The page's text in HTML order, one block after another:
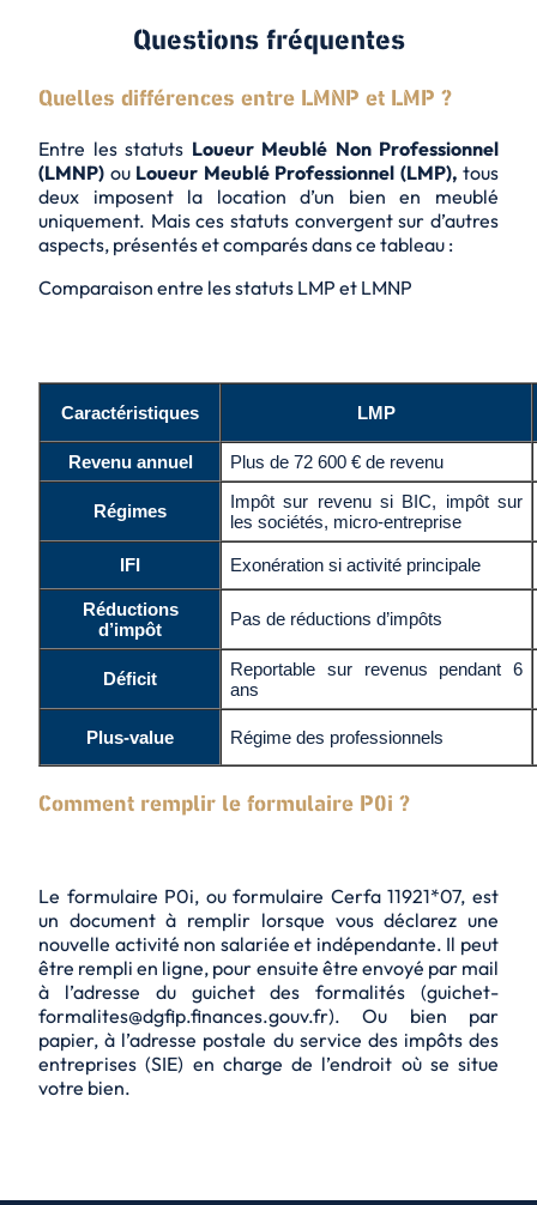
Questions fréquentes
Quelles différences entre LMNP et LMP ?
Entre les statuts Loueur Meublé Non Professionnel
(LMNP) ouLoueur Meublé Professionnel (LMP), tous
deux imposent la location d’un bien en meublé
uniquement. Mais ces statuts convergent sur d’autres
aspects, présentés et comparés dans ce tableau :
Comparaison entre les statuts LMP et LMNP
Caractéristiques LMP
Revenu annuel Plus de 72 600 € de revenu
Régimes
Impôt sur revenu si BIC, impôt sur
les sociétés, micro-entreprise
IFI Exonération si activité principale
Réductions
d’impôt
Pas de réductions d’impôts
Déficit
Reportable sur revenus pendant 6
ans
Plus-value Régime des professionnels
Comment remplir le formulaire P0i ?
Le formulaire P0i, ou formulaire Cerfa 11921*07, est
un document à remplir lorsque vous déclarez une
nouvelle activité non salariée et indépendante. Il peut
être rempli en ligne, pour ensuite être envoyé par mail
à l’adresse du guichet des formalités (guichet-
formalites@dgfip.finances.gouv.fr). Ou bien par
papier, à l’adresse postale du service des impôts des
entreprises (SIE) en charge de l’endroit où se situe
votre bien.